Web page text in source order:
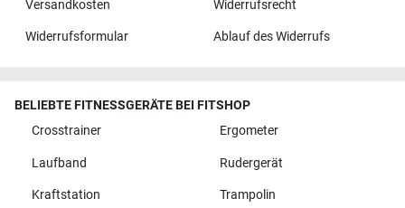
Versandkosten Widerrufsrecht
Widerrufsformular Ablauf des Widerrufs
BELIEBTE FITNESSGERÄTE BEI FITSHOP
Crosstrainer
Ergometer
Laufband Rudergerät
Kraftstation Trampolin